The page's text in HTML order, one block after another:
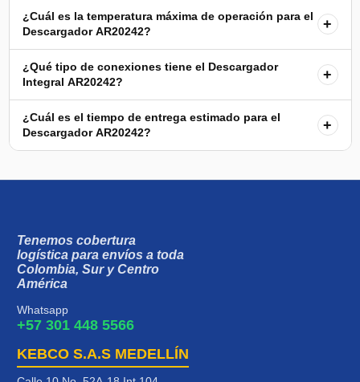
¿Cuál es la temperatura máxima de operación para el
Descargador AR20242?
+
¿Qué tipo de conexiones tiene el Descargador
Integral AR20242?
+
¿Cuál es el tiempo de entrega estimado para el
Descargador AR20242?
+
Tenemos cobertura
logística para envíos a toda
Colombia, Sur y Centro
América
Whatsapp
+57 301 448 5566
KEBCO S.A.S MEDELLÍN